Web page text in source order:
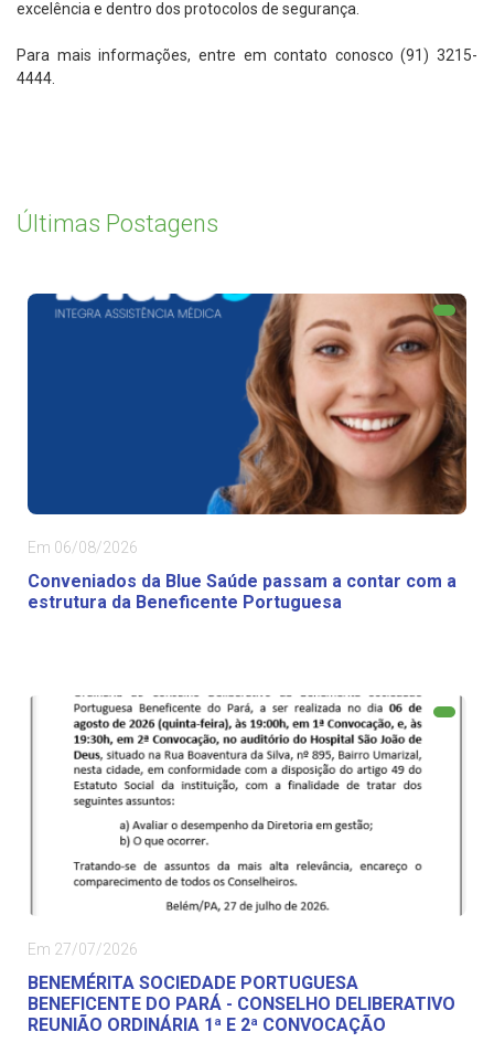
excelência e dentro dos protocolos de segurança.
Para mais informações, entre em contato conosco (91) 3215-
4444.
Últimas Postagens
Em 06/08/2026
Conveniados da Blue Saúde passam a contar com a
estrutura da Beneficente Portuguesa
Em 27/07/2026
BENEMÉRITA SOCIEDADE PORTUGUESA
BENEFICENTE DO PARÁ - CONSELHO DELIBERATIVO
REUNIÃO ORDINÁRIA 1ª E 2ª CONVOCAÇÃO